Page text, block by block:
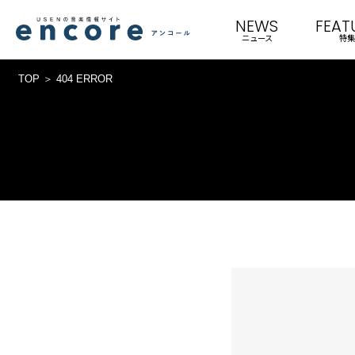
NEWS
ニュース 特集
TOP 404 ERROR